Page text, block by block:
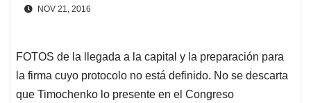
NOV 21, 2016
FOTOS de la llegada a la capital y la preparación para
la firma cuyo protocolo no está definido. No se descarta
que Timochenko lo presente en el Congreso